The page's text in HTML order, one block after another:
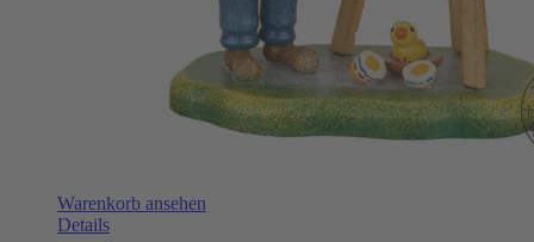
Warenkorb ansehen
Details